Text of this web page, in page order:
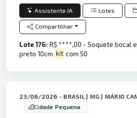
Assistente IA Lotes
Compartilhar
Lote 176:R$ ****,00 - Soquete bocal
preto 10cm kit com 50
23/06/2026 - BRASIL | MG | MÁRIO
Cidade Pequena